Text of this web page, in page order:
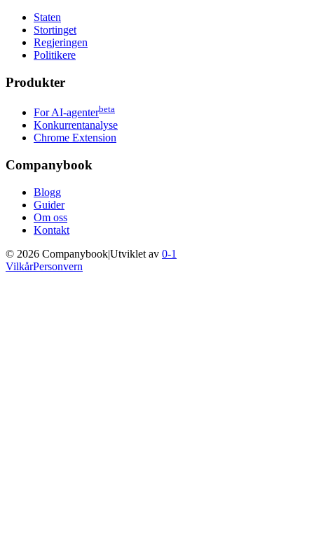
Staten
Stortinget
Regjeringen
Politikere
Produkter
For AI-agenterbeta
Konkurrentanalyse
Chrome Extension
Companybook
Blogg
Guider
Om oss
Kontakt
© 2026 Companybook|Utviklet av 0-1
VilkårPersonvern